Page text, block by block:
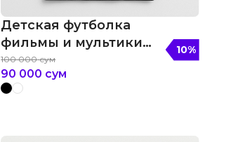
Детская футболка
фильмы и мультики
the incredibles
100 000 сум
90 000 сум
10%